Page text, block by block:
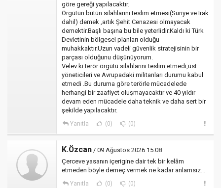
göre gereği yapılacaktır.
Örgütün bütün silahlarını teslim etmesi(Suriye ve Irak
dahil) demek ,artık Şehit Cenazesi olmayacak
demektir.Başlı başına bu bile yeterlidir.Kaldı ki Türk
Devletinin bölgesel planları olduğu
muhakkaktır.Uzun vadeli güvenlik stratejisinin bir
parçası olduğunu düşünüyorum.
Velev ki terör örgütü silahlarını teslim etmedi,üst
yöneticileri ve Avrupadaki militanları durumu kabul
etmedi .Bu duruma göre terörle mücadelede
herhangi bir zaafiyet oluşmayacaktır ve 40 yıldır
devam eden mücadele daha teknik ve daha sert bir
şekilde yapılacaktır.
Yanıtla (0) (0)
K.Özcan / 09 Ağustos 2026 15:08
Çerceve yasanın içerigine dair tek bir kelâm
etmeden böyle demeç vermek ne kadar anlamsız...
Yanıtla (0) (0)